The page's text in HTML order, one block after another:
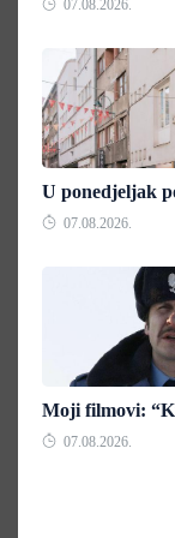
07.08.2026.
U ponedjeljak
07.08.2026.
Moji filmovi:
07.08.2026.